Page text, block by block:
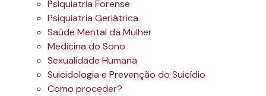
Psiquiatria Forense
Psiquiatria Geriátrica
Saúde Mental da Mulher
Medicina do Sono
Sexualidade Humana
Suicidologia e Prevenção do Suicídio
Como proceder?